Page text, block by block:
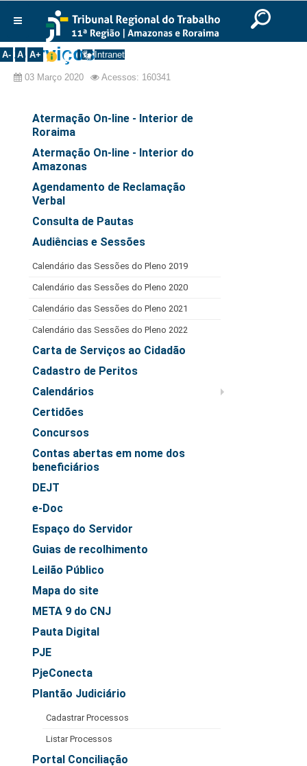
Ir para o rodapé
English
Português Español
A- A A+ Intranet
Início
Institucional
Diretor de Secretaria
Agenda dos Magistrados
Sobre
Galeria de Ex-Corregedores
Itinerâncias
Projeto Garimpo
PJeCor
Jurisdição
Serviços
03 Março 2020 Acessos: 160341
Atermação On-line - Interior de
Roraima
Atermação On-line - Interior do
Amazonas
Agendamento de Reclamação
Verbal
Consulta de Pautas
Audiências e Sessões
Calendário das Sessões do Pleno 2019
Calendário das Sessões do Pleno 2020
Calendário das Sessões do Pleno 2021
Calendário das Sessões do Pleno 2022
Carta de Serviços ao Cidadão
Cadastro de Peritos
Calendários
Certidões
Concursos
Contas abertas em nome dos
beneficiários
DEJT
e-Doc
Espaço do Servidor
Guias de recolhimento
Leilão Público
Mapa do site
META 9 do CNJ
Pauta Digital
PJE
PjeConecta
Plantão Judiciário
Cadastrar Processos
Listar Processos
Portal Conciliação